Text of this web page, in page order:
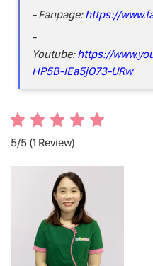
- Fanpage:https://
-
Youtube:https://
HP5B-lEa5jO73-URw
5/5 (1 Review)